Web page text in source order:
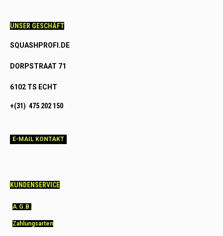
UNSER GESCHÄFT
SQUASHPROFI.DE
DORPSTRAAT 71
6102 TS ECHT
+(31) 475 202 150
E-MAIL KONTAKT
KUNDENSERVICE
A.G.B.
Zahlungsarten